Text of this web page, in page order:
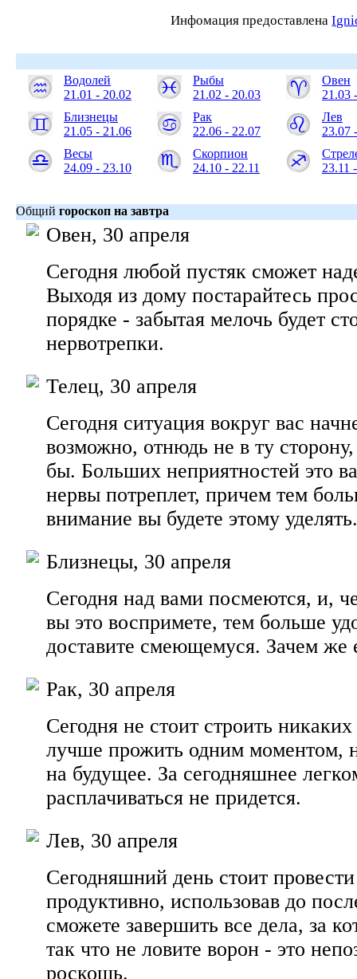
Инфомация предоставлена
Водолей
21.01 - 20.02
Рыбы
21.02 - 20.03
Овен
21.03
Близнецы
21.05 - 21.06
Рак
22.06 - 22.07
Лев
23.07
Весы
24.09 - 23.10
Скорпион
24.10 - 22.11
23.11
Общий гороскоп на завтра
Овен, 30 апреля
Сегодня любой пустяк сможет
Выходя из дому постарайтесь
порядке - забытая мелочь будет
нервотрепки.
Телец, 30 апреля
Сегодня ситуация вокруг вас
возможно, отнюдь не в ту
бы. Больших неприятностей это
нервы потреплет, причем тем
внимание вы будете этому уделять.
Близнецы, 30 апреля
Сегодня над вами посмеются, и,
вы это воспримете, тем больше
доставите смеющемуся. Зачем же
Рак, 30 апреля
Сегодня не стоит строить
лучше прожить одним моментом,
на будущее. За сегодняшнее
расплачиваться не придется.
Лев, 30 апреля
Сегодняшний день стоит
продуктивно, использовав до
сможете завершить все дела, за
так что не ловите ворон - это
роскошь.